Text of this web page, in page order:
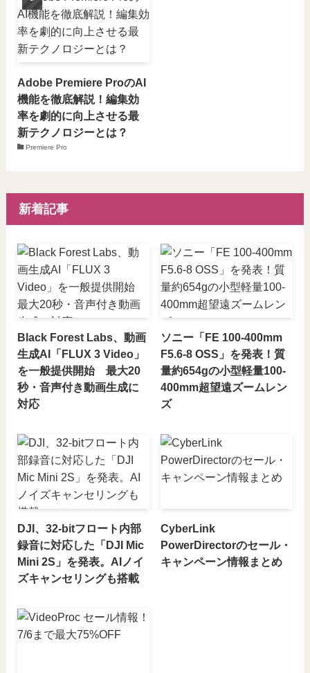
Adobe Premiere ProのAI
機能を徹底解説！編集効
率を劇的に向上させる最
新テクノロジーとは？
Premiere Pro
新着記事
Black Forest Labs、動画
生成AI「FLUX 3 Video」
を一般提供開始 最大20
秒・音声付き動画生成に
対応
ソニー「FE 100-400mm
F5.6-8 OSS」を発表！質
量約654gの小型軽量100-
400mm超望遠ズームレン
ズ
DJI、32-bitフロート内部
録音に対応した「DJI Mic
Mini 2S」を発表。AIノイ
ズキャンセリングも搭載
CyberLink
PowerDirectorのセール・
キャンペーン情報まとめ